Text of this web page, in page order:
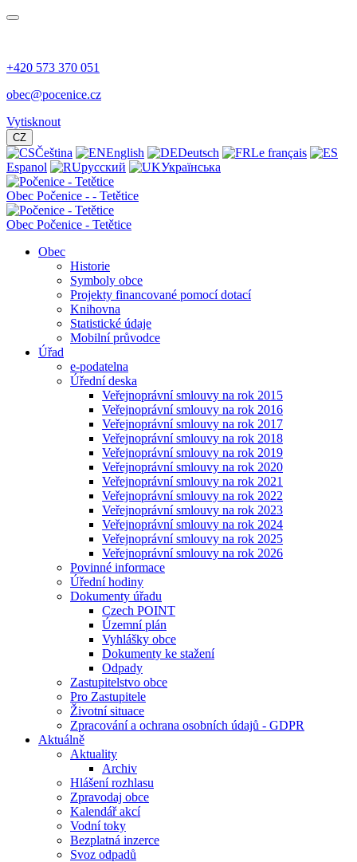
+420 573 370 051
obec@pocenice.cz
Vytisknout
CZ
Čeština English Deutsch
Le français
Espanol
русский Українська
Obec Počenice - - Tetětice
Obec Počenice - Tetětice
Obec
Historie
Symboly obce
Projekty financované pomocí dotací
Knihovna
Statistické údaje
Mobilní průvodce
Úřad
e-podatelna
Úřední deska
Veřejnoprávní smlouvy na rok 2015
Veřejnoprávní smlouvy na rok 2016
Veřejnoprávní smlouvy na rok 2017
Veřejnoprávní smlouvy na rok 2018
Veřejnoprávní smlouvy na rok 2019
Veřejnoprávní smlouvy na rok 2020
Veřejnoprávní smlouvy na rok 2021
Veřejnoprávní smlouvy na rok 2022
Veřejnoprávní smlouvy na rok 2023
Veřejnoprávní smlouvy na rok 2024
Veřejnoprávní smlouvy na rok 2025
Veřejnoprávní smlouvy na rok 2026
Povinné informace
Úřední hodiny
Dokumenty úřadu
Czech POINT
Územní plán
Vyhlášky obce
Dokumenty ke stažení
Odpady
Zastupitelstvo obce
Pro Zastupitele
Životní situace
Zpracování a ochrana osobních údajů - GDPR
Aktuálně
Aktuality
Archiv
Hlášení rozhlasu
Zpravodaj obce
Kalendář akcí
Vodní toky
Bezplatná inzerce
Svoz odpadů